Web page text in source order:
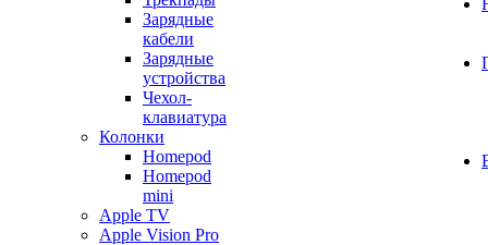
Зарядные
кабели
Зарядные
устройства
Чехол-
клавиатура
Колонки
Homepod
Homepod
mini
Apple TV
Apple Vision Pro